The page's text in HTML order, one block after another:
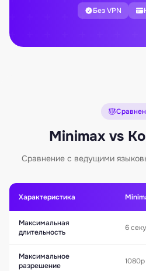
Без VPN
Minimax vs
Сравнение с ведущими
Характеристика
Максимальная
длительность
6
Максимальное
разрешение
1080p